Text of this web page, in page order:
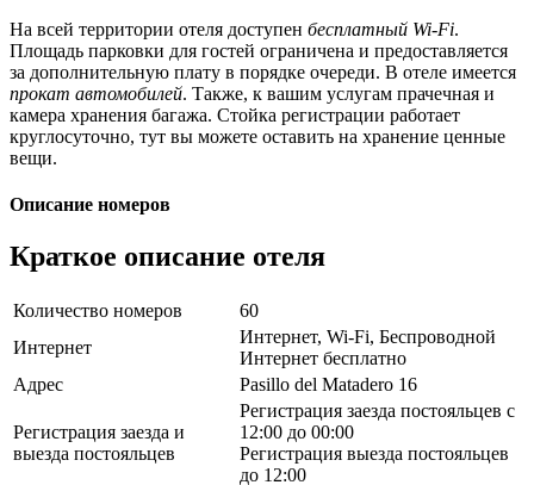
На всей территории отеля доступен бесплатный Wi-Fi.
Площадь парковки для гостей ограничена и предоставляется
за дополнительную плату в порядке очереди. В отеле имеется
прокат автомобилей. Также, к вашим услугам прачечная и
камера хранения багажа. Стойка регистрации работает
круглосуточно, тут вы можете оставить на хранение ценные
вещи.
Описание номеров
Краткое описание отеля
Количество номеров
60
Интернет
Интернет, Wi-Fi, Беспроводной
Интернет бесплатно
Адрес
Pasillo del Matadero 16
Регистрация заезда и
выезда постояльцев
Регистрация заезда постояльцев с
12:00 до 00:00
Регистрация выезда постояльцев
до 12:00